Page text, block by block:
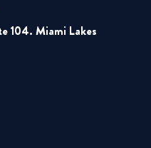
104. Miami Lakes